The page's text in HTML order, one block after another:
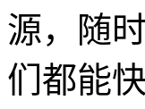
源，随
们都能